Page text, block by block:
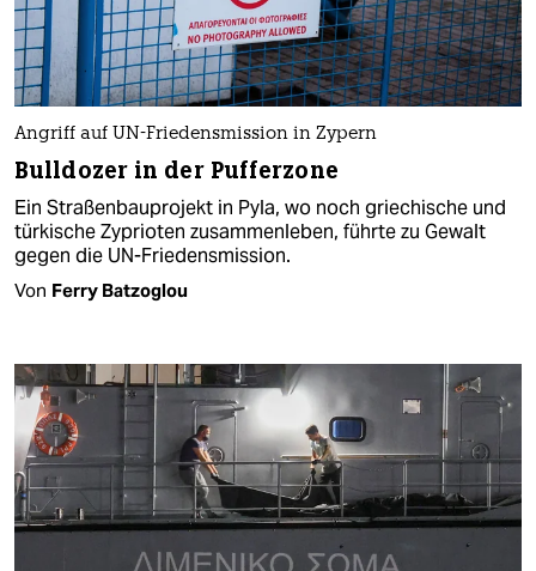
Angriff auf UN-Friedensmission in Zypern
Bulldozer in der Pufferzone
Ein Straßenbauprojekt in Pyla, wo noch griechische und
türkische Zyprioten zusammenleben, führte zu Gewalt
gegen die UN-Friedensmission.
Von Ferry Batzoglou